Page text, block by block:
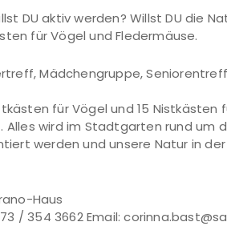
DU aktiv werden? Willst DU die
für Vögel und Fledermäuse.
Mädchengruppe,
für Vögel und 15 Nistkästen
wird im Stadtgarten rund um
werden und unsere Natur in
Haus
/ 354 3662 Email: